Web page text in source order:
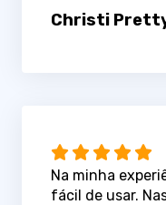
Christi
Na minha
fácil de usar.